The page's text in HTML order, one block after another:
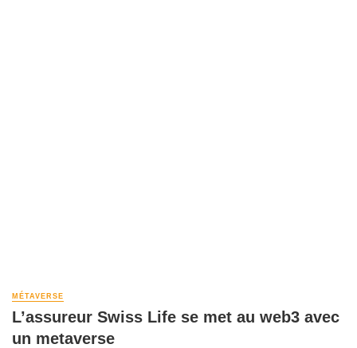
MÉTAVERSE
L’assureur Swiss Life se met au web3 avec
un metaverse